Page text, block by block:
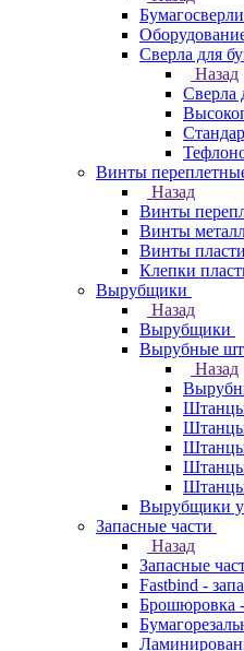
Сверла для
Назад
Сверла
Винты
Назад
Винты
Винты
Винты
Клепки
Вырубщики
Назад
Вырубщики
Вырубные
Назад
Штанцы
Штанцы
Вырубщики
Запасные части
Назад
Запасные
Fastbind -
Брошюровка -